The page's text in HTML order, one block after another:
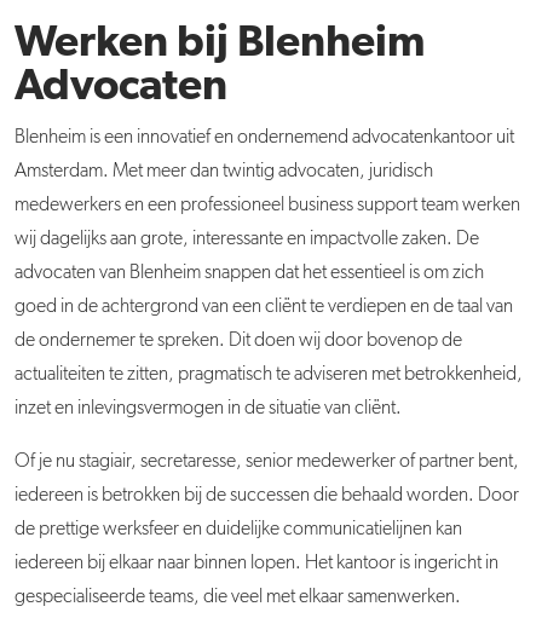
Werken bij Blenheim
Advocaten
Blenheim is een innovatief en ondernemend advocatenkantoor uit
Amsterdam. Met meer dan twintig advocaten, juridisch
medewerkers en een professioneel business support team werken
wij dagelijks aan grote, interessante en impactvolle zaken. De
advocaten van Blenheim snappen dat het essentieel is om zich
goed in de achtergrond van een cliënt te verdiepen en de taal van
de ondernemer te spreken. Dit doen wij door bovenop de
actualiteiten te zitten, pragmatisch te adviseren met betrokkenheid,
inzet en inlevingsvermogen in de situatie van cliënt.
Of je nu stagiair, secretaresse, senior medewerker of partner bent,
iedereen is betrokken bij de successen die behaald worden. Door
de prettige werksfeer en duidelijke communicatielijnen kan
iedereen bij elkaar naar binnen lopen. Het kantoor is ingericht in
gespecialiseerde teams, die veel met elkaar samenwerken.